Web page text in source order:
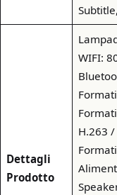
Dettagli
Prodotto
WIFI:
H.263